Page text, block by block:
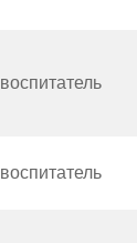
воспитатель
воспитатель